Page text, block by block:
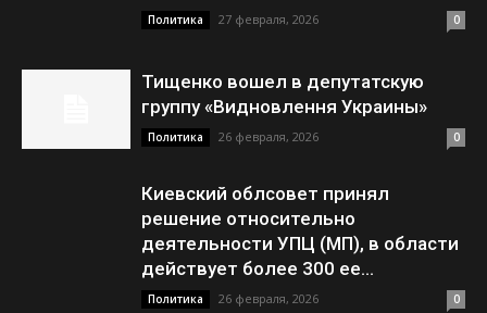
Политика 27 февраля, 2026 0
Тищенко вошел в депутатскую
группу «Видновлення Украины»
Политика 26 февраля, 2026 0
Киевский облсовет принял
решение относительно
деятельности УПЦ (МП), в области
действует более 300 ее...
Политика 26 февраля, 2026 0